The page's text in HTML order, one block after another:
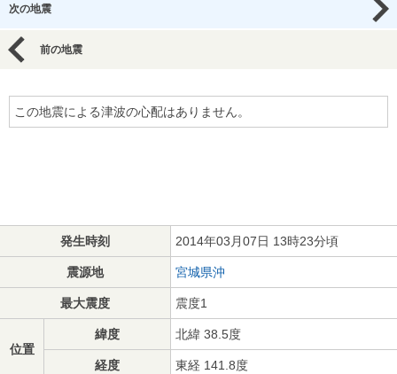
次の地震
前の地震
この地震による津波の心配はありません。
発生時刻 2014年03月07日 13時23分頃
震源地 宮城県沖
最大震度 震度1
位置
緯度 北緯 38.5度
経度 東経 141.8度